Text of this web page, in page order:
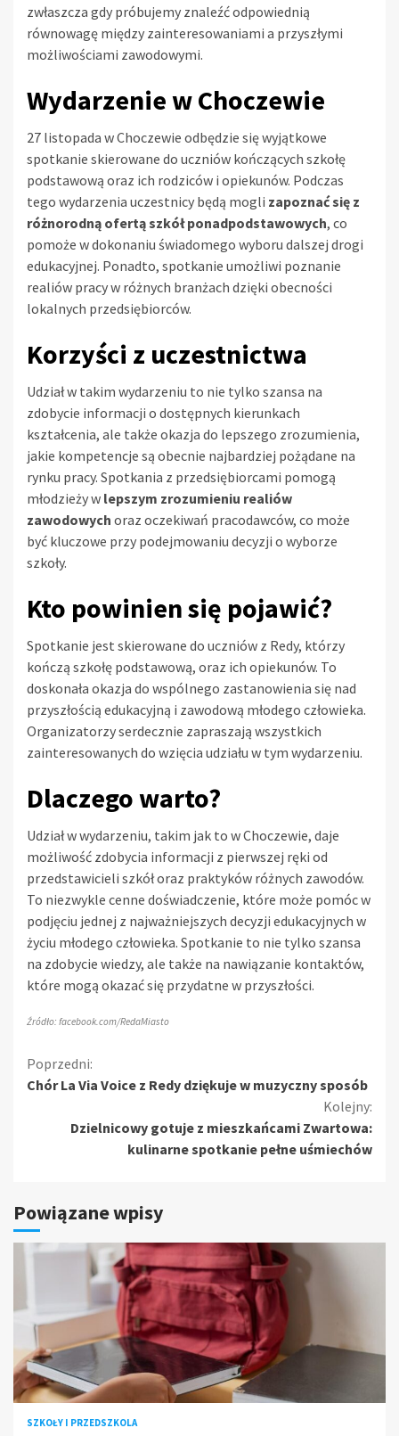
zwłaszcza gdy próbujemy znaleźć odpowiednią
równowagę między zainteresowaniami a przyszłymi
możliwościami zawodowymi.
Wydarzenie w Choczewie
27 listopada w Choczewie odbędzie się wyjątkowe
spotkanie skierowane do uczniów kończących szkołę
podstawową oraz ich rodziców i opiekunów. Podczas
tego wydarzenia uczestnicy będą mogli zapoznać się z
różnorodną ofertą szkół ponadpodstawowych, co
pomoże w dokonaniu świadomego wyboru dalszej drogi
edukacyjnej. Ponadto, spotkanie umożliwi poznanie
realiów pracy w różnych branżach dzięki obecności
lokalnych przedsiębiorców.
Korzyści z uczestnictwa
Udział w takim wydarzeniu to nie tylko szansa na
zdobycie informacji o dostępnych kierunkach
kształcenia, ale także okazja do lepszego zrozumienia,
jakie kompetencje są obecnie najbardziej pożądane na
rynku pracy. Spotkania z przedsiębiorcami pomogą
młodzieży w lepszym zrozumieniu realiów
zawodowych oraz oczekiwań pracodawców, co może
być kluczowe przy podejmowaniu decyzji o wyborze
szkoły.
Kto powinien się pojawić?
Spotkanie jest skierowane do uczniów z Redy, którzy
kończą szkołę podstawową, oraz ich opiekunów. To
doskonała okazja do wspólnego zastanowienia się nad
przyszłością edukacyjną i zawodową młodego człowieka.
Organizatorzy serdecznie zapraszają wszystkich
zainteresowanych do wzięcia udziału w tym wydarzeniu.
Dlaczego warto?
Udział w wydarzeniu, takim jak to w Choczewie, daje
możliwość zdobycia informacji z pierwszej ręki od
przedstawicieli szkół oraz praktyków różnych zawodów.
To niezwykle cenne doświadczenie, które może pomóc w
podjęciu jednej z najważniejszych decyzji edukacyjnych w
życiu młodego człowieka. Spotkanie to nie tylko szansa
na zdobycie wiedzy, ale także na nawiązanie kontaktów,
które mogą okazać się przydatne w przyszłości.
Źródło: facebook.com/RedaMiasto
Kontynuuj
Poprzedni:
Chór La Via Voice z Redy dziękuje w muzyczny sposób
Kolejny:
Dzielnicowy gotuje z mieszkańcami Zwartowa:
kulinarne spotkanie pełne uśmiechów
Powiązane wpisy
SZKOŁY I PRZEDSZKOLA